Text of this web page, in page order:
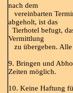
nach dem
vereinbarten
abgeholt, ist das
Tierhotel befugt,
Vermittlung
zu übergeben. Alle
9. Bringen und
Zeiten möglich.
10. Keine Haftung